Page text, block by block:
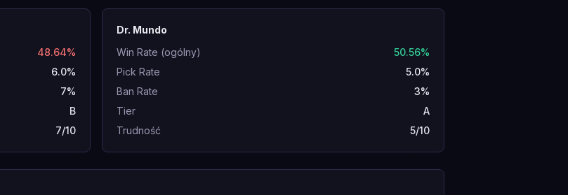
48.64%
6.0%
7%
B
7/10
Dr. Mundo
Win Rate (ogólny)
50.56%
Pick Rate
5.0%
Ban Rate
3%
Tier
A
Trudność
5/10